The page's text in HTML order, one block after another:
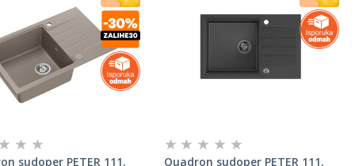
sudoper PETER 111,
Quadron sudoper PETER 111,